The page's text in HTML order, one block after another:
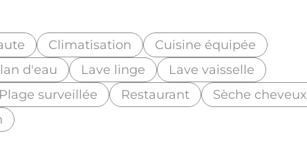
Climatisation
Cuisine équipée
d'eau Lave linge
Lave vaisselle
Plage surveillée Restaurant
Sèche cheveux